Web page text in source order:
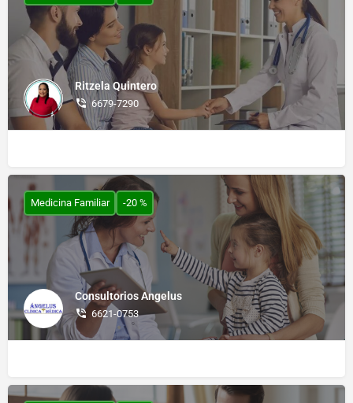
Ritzela Quintero
6679-7290
Consultorios Angelus
6621-0753
Medicina Familiar -20 %